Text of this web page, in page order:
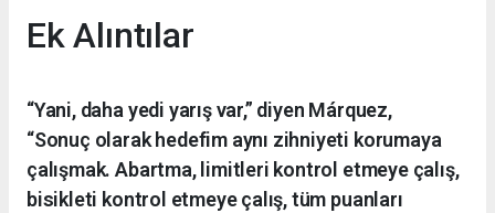
Ek Alıntılar
“Yani, daha yedi yarış var,” diyen Márquez,
“Sonuç olarak hedefim aynı zihniyeti korumaya
çalışmak. Abartma, limitleri kontrol etmeye çalış,
bisikleti kontrol etmeye çalış, tüm puanları